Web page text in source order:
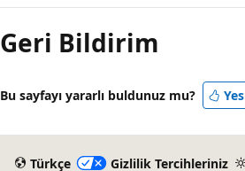
Okuma
modu
devre
Geri Bildirim
Bu sayfayı yararlı buldunuz mu? Yes
Türkçe Gizlilik Tercihleriniz